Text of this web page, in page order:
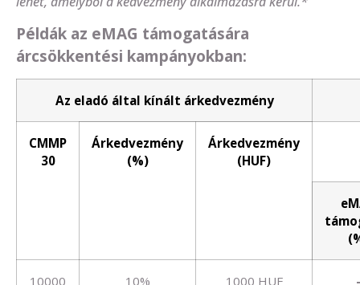
Példák az eMAG támogatására
árcsökkentési kampányokban:
Az eladó által kínált árkedvezmény
CMMP
30
Árkedvezmény
(%)
Árkedvezmény
(HUF)
10000
10% 1000 HUF